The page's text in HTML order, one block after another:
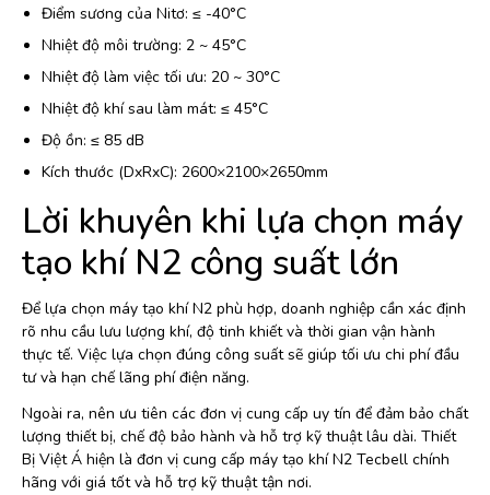
Điểm sương của Nitơ: ≤ -40°C
Nhiệt độ môi trường: 2 ~ 45°C
Nhiệt độ làm việc tối ưu: 20 ~ 30°C
Nhiệt độ khí sau làm mát: ≤ 45°C
Độ ồn: ≤ 85 dB
Kích thước (DxRxC): 2600×2100×2650mm
Lời khuyên khi lựa chọn máy
tạo khí N2 công suất lớn
Để lựa chọn máy tạo khí N2 phù hợp, doanh nghiệp cần xác định
rõ nhu cầu lưu lượng khí, độ tinh khiết và thời gian vận hành
thực tế. Việc lựa chọn đúng công suất sẽ giúp tối ưu chi phí đầu
tư và hạn chế lãng phí điện năng.
Ngoài ra, nên ưu tiên các đơn vị cung cấp uy tín để đảm bảo chất
lượng thiết bị, chế độ bảo hành và hỗ trợ kỹ thuật lâu dài. Thiết
Bị Việt Á hiện là đơn vị cung cấp máy tạo khí N2 Tecbell chính
hãng với giá tốt và hỗ trợ kỹ thuật tận nơi.